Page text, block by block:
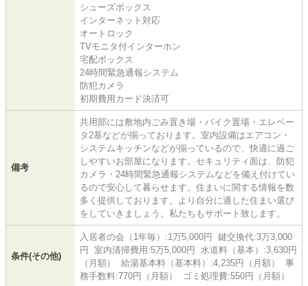
シューズボックス
インターネット対応
オートロック
TVモニタ付インターホン
宅配ボックス
24時間緊急通報システム
防犯カメラ
初期費用カード決済可
備考
共用部には敷地内ごみ置き場・バイク置場・エレベー
タ2基などが揃っております。室内設備はエアコン・
システムキッチンなどが揃っているので、快適に過ご
しやすいお部屋になります。セキュリティ面は、防犯
カメラ・24時間緊急通報システムなどを備え付けてい
るので安心して暮らせます。住まいに関する情報を数
多く提供しております。より自分に適した住まい選び
をしていきましょう。私たちもサポート致します。
条件(その他)
入居者の会（1年毎）:1万5,000円 鍵交換代:3万3,000
円 室内清掃費用:5万5,000円 水道料（基本）:3,630円
（月額） 給湯基本料（基本料）:4,235円（月額） 事
務手数料:770円（月額） ゴミ処理費:550円（月額）